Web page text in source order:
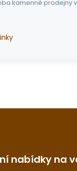
kamenné prodejny
nabídky na